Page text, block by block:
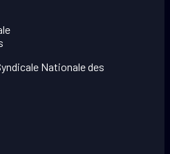
Nationale des